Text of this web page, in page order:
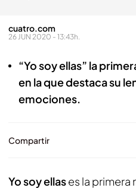
cuatro.com
26 JUN 2020 - 13:43h.
“Yo soy ellas” la
en la que destaca su
emociones.
Compartir
Yo soy ellases la primera